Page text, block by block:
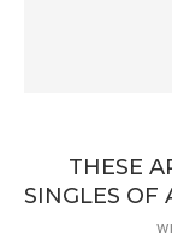
THESE
SINGLES OF